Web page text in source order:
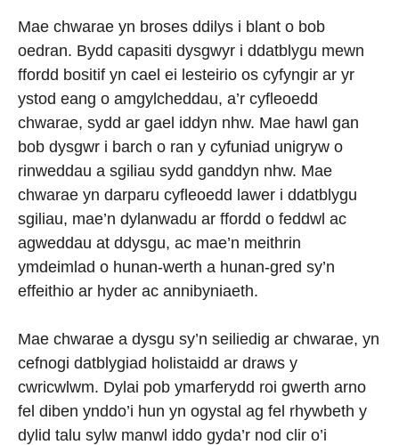
Mae chwarae yn broses ddilys i blant o bob
oedran. Bydd capasiti dysgwyr i ddatblygu mewn
ffordd bositif yn cael ei lesteirio os cyfyngir ar yr
ystod eang o amgylcheddau, a’r cyfleoedd
chwarae, sydd ar gael iddyn nhw. Mae hawl gan
bob dysgwr i barch o ran y cyfuniad unigryw o
rinweddau a sgiliau sydd ganddyn nhw. Mae
chwarae yn darparu cyfleoedd lawer i ddatblygu
sgiliau, mae’n dylanwadu ar ffordd o feddwl ac
agweddau at ddysgu, ac mae’n meithrin
ymdeimlad o hunan-werth a hunan-gred sy’n
effeithio ar hyder ac annibyniaeth.
Mae chwarae a dysgu sy’n seiliedig ar chwarae, yn
cefnogi datblygiad holistaidd ar draws y
cwricwlwm. Dylai pob ymarferydd roi gwerth arno
fel diben ynddo’i hun yn ogystal ag fel rhywbeth y
dylid talu sylw manwl iddo gyda’r nod clir o’i